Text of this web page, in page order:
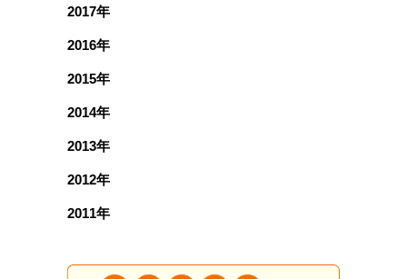
2017年
2016年
2015年
2014年
2013年
2012年
2011年